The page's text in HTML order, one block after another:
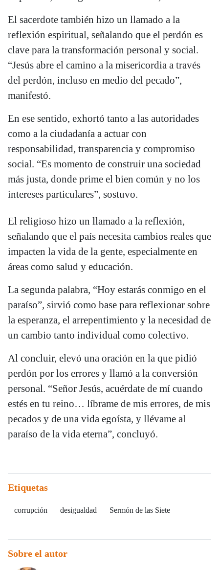
El sacerdote también hizo un llamado a la
reflexión espiritual, señalando que el perdón es
clave para la transformación personal y social.
“Jesús abre el camino a la misericordia a través
del perdón, incluso en medio del pecado”,
manifestó.
En ese sentido, exhortó tanto a las autoridades
como a la ciudadanía a actuar con
responsabilidad, transparencia y compromiso
social. “Es momento de construir una sociedad
más justa, donde prime el bien común y no los
intereses particulares”, sostuvo.
El religioso hizo un llamado a la reflexión,
señalando que el país necesita cambios reales que
impacten la vida de la gente, especialmente en
áreas como salud y educación.
La segunda palabra, “Hoy estarás conmigo en el
paraíso”, sirvió como base para reflexionar sobre
la esperanza, el arrepentimiento y la necesidad de
un cambio tanto individual como colectivo.
Al concluir, elevó una oración en la que pidió
perdón por los errores y llamó a la conversión
personal. “Señor Jesús, acuérdate de mí cuando
estés en tu reino… líbrame de mis errores, de mis
pecados y de una vida egoísta, y llévame al
paraíso de la vida eterna”, concluyó.
Etiquetas
corrupción desigualdad Sermón de las Siete
Sobre el autor